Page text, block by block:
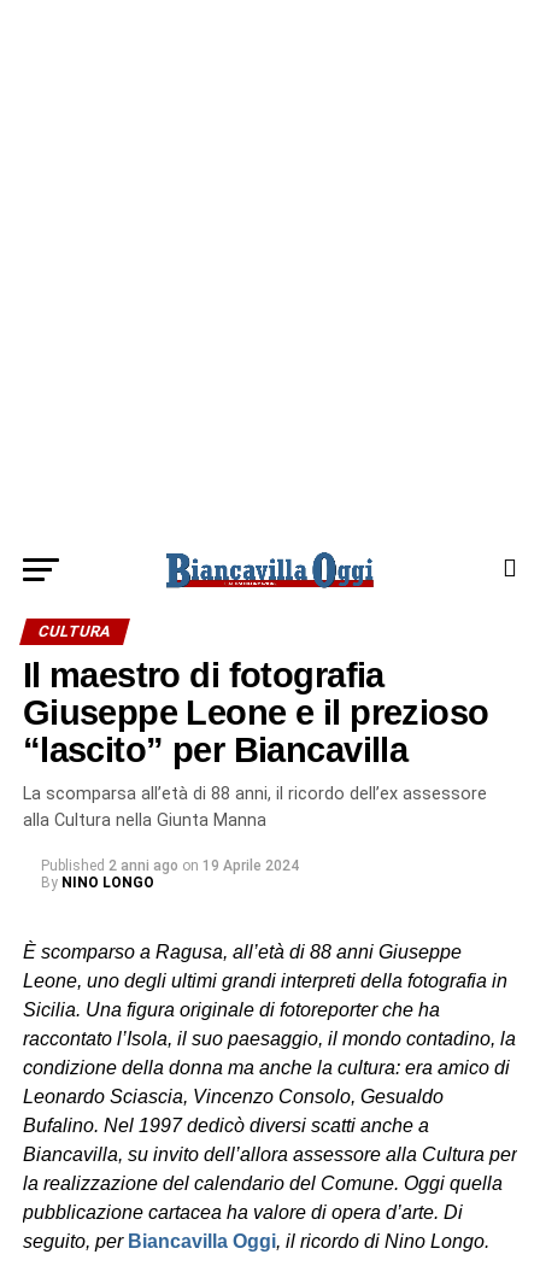
CULTURA
Il maestro di fotografia
Giuseppe Leone e il prezioso
“lascito” per Biancavilla
La scomparsa all’età di 88 anni, il ricordo dell’ex assessore
alla Cultura nella Giunta Manna
Published 2 anni ago on 19 Aprile 2024
By NINO LONGO
È scomparso a Ragusa, all’età di 88 anni Giuseppe
Leone, uno degli ultimi grandi interpreti della fotografia in
Sicilia. Una figura originale di fotoreporter che ha
raccontato l’Isola, il suo paesaggio, il mondo contadino, la
condizione della donna ma anche la cultura: era amico di
Leonardo Sciascia, Vincenzo Consolo, Gesualdo
Bufalino. Nel 1997 dedicò diversi scatti anche a
Biancavilla, su invito dell’allora assessore alla Cultura per
la realizzazione del calendario del Comune. Oggi quella
pubblicazione cartacea ha valore di opera d’arte. Di
seguito, per Biancavilla Oggi, il ricordo di Nino Longo.